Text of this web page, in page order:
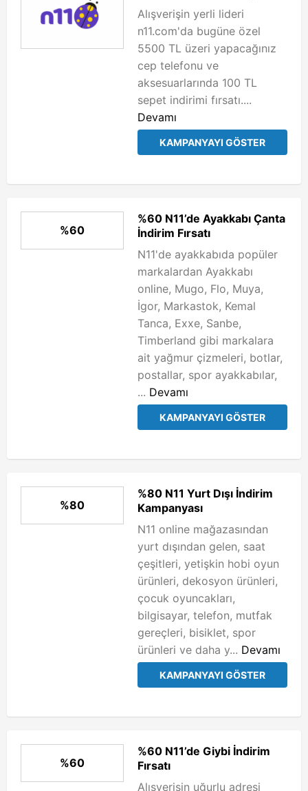
Alışverişin yerli lideri
n11.com'da bugüne özel
5500 TL üzeri yapacağınız
cep telefonu ve
aksesuarlarında 100 TL
sepet indirimi fırsatı....
Devamı
KAMPANYAYI GÖSTER
%60
%60 N11’de Ayakkabı Çanta
İndirim Fırsatı
N11'de ayakkabıda popüler
markalardan Ayakkabı
online, Mugo, Flo, Muya,
İgor, Markastok, Kemal
Tanca, Exxe, Sanbe,
Timberland gibi markalara
ait yağmur çizmeleri, botlar,
postallar, spor ayakkabılar,
... Devamı
KAMPANYAYI GÖSTER
%80
%80 N11 Yurt Dışı İndirim
Kampanyası
N11 online mağazasından
yurt dışından gelen, saat
çeşitleri, yetişkin hobi oyun
ürünleri, dekosyon ürünleri,
çocuk oyuncakları,
bilgisayar, telefon, mutfak
gereçleri, bisiklet, spor
ürünleri ve daha y... Devamı
KAMPANYAYI GÖSTER
%60
%60 N11’de Giybi İndirim
Fırsatı
Alışverişin uğurlu adresi